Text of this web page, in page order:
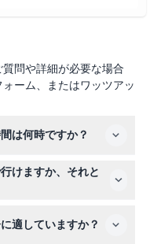
問や詳細が必要な場合
ーム、またはワッツアッ
は何時ですか？
から午後6時まで営業
のチケット予約時に最
ます（変更される場合
ださい）。
けますか、それと
』という特別なドライ
適していますか？